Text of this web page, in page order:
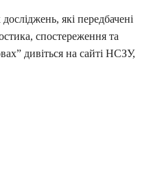
які передбачені
спостереження та
дивіться на сайті НСЗУ,